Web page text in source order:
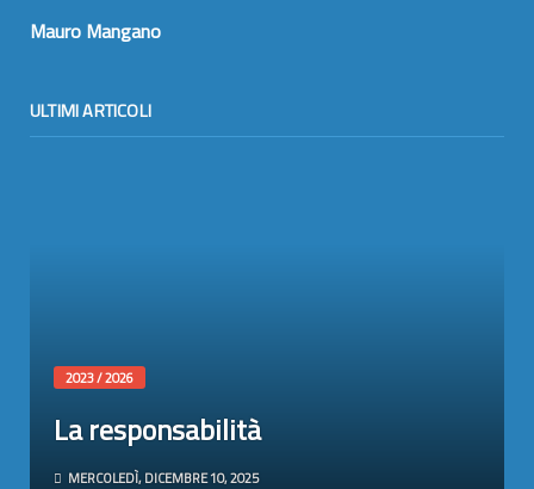
Mauro Mangano
ULTIMI ARTICOLI
2023 / 2026
La responsabilità
MERCOLEDÌ, DICEMBRE 10, 2025